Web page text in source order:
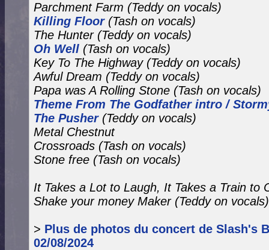
Parchment Farm (Teddy on vocals)
Killing Floor (Tash on vocals)
The Hunter (Teddy on vocals)
Oh Well (Tash on vocals)
Key To The Highway (Teddy on vocals)
Awful Dream (Teddy on vocals)
Papa was A Rolling Stone (Tash on vocals)
Theme From The Godfather intro /
The Pusher (Teddy on vocals)
Metal Chestnut
Crossroads (Tash on vocals)
Stone free (Tash on vocals)
It Takes a Lot to Laugh, It Takes a Train to
Shake your money Maker (Teddy on vocals)
> Plus de photos du concert de Slash's
02/08/2024